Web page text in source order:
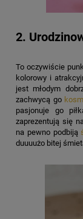
2.
To oczywiście
kolorowy i
jest młodym
zachwycą go
pasjonuje go
zaprezentują się
na pewno podbiją
duuuużo bitej